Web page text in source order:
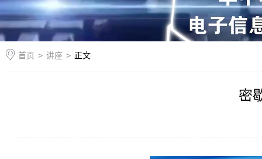
首页 > 讲座 > 正文
密